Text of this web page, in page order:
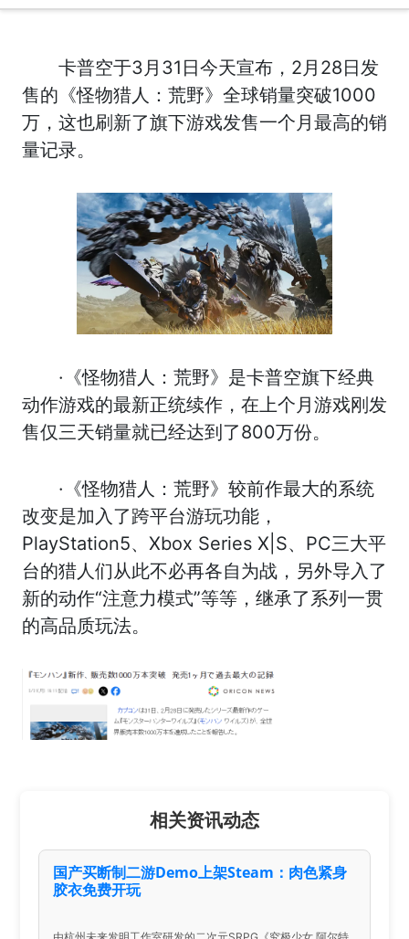
卡普空于3月31日今天宣布，2月28日发
售的《怪物猎人：荒野》全球销量突破1000
万，这也刷新了旗下游戏发售一个月最高的销
量记录。
·《怪物猎人：荒野》是卡普空旗下经典
动作游戏的最新正统续作，在上个月游戏刚发
售仅三天销量就已经达到了800万份。
·《怪物猎人：荒野》较前作最大的系统
改变是加入了跨平台游玩功能，
PlayStation5、Xbox Series X|S、PC三大平
台的猎人们从此不必再各自为战，另外导入了
新的动作“注意力模式”等等，继承了系列一贯
的高品质玩法。
相关资讯动态
国产买断制二游Demo上架Steam：肉色紧身
胶衣免费开玩